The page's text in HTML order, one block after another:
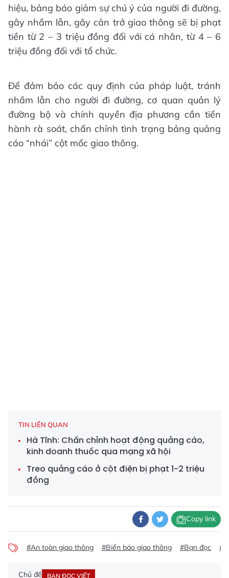
hiệu, bảng báo giảm sự chú ý của người đi đường,
gây nhầm lẫn, gây cản trở giao thông sẽ bị phạt
tiền từ 2 – 3 triệu đồng đối với cá nhân, từ 4 – 6
triệu đồng đối với tổ chức.
Để đảm bảo các quy định của pháp luật, tránh
nhầm lẫn cho người đi đường, cơ quan quản lý
đường bộ và chính quyền địa phương cần tiến
hành rà soát, chấn chỉnh tình trạng bảng quảng
cáo “nhái” cột mốc giao thông.
TIN LIÊN QUAN
Hà Tĩnh: Chấn chỉnh hoạt động quảng cáo,
kinh doanh thuốc qua mạng xã hội
Treo quảng cáo ở cột điện bị phạt 1-2 triệu
đồng
Copy link
#An toàn giao thông #Biển báo giao thông #Bạn đọc
Chủ đề BẠN ĐỌC VIẾT